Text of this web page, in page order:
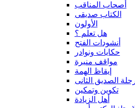
أصحاب المناقب
الكتاب صديقى
الأولون
هل تعلم ؟
أنشودات الفتح
حكايات ونوادر
مواقف منيرة
إيقاظ الهمة
الصديق الثانى
تكوين وتمكين
أهل الزيادة